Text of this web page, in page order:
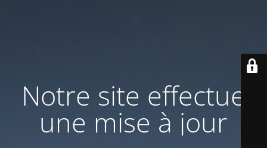
Notre site effectue
une mise à jour